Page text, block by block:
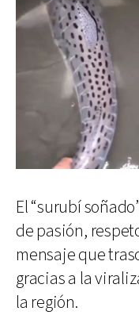
El “surubí
de pasión,
mensaje que
gracias a la
la región.